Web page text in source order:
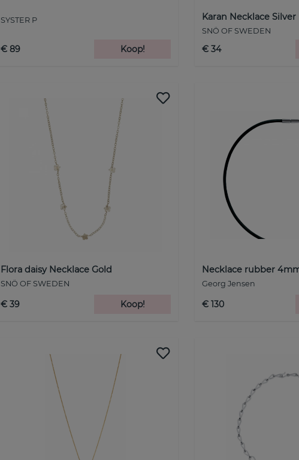
SYSTER P
€ 89 Koop!
Karan Necklace Silver
SNÖ OF SWEDEN
€ 34
Flora daisy Necklace Gold
SNÖ OF SWEDEN
€ 39 Koop!
Necklace rubber
Georg Jensen
€ 130